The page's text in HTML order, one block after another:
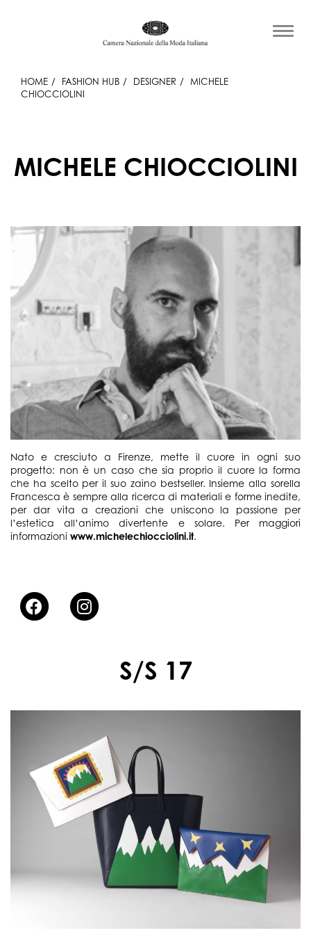
HOME FASHION HUB DESIGNER
MICHELE
CHIOCCIOLINI
MICHELE CHIOCCIOLINI
Nato e cresciuto a Firenze, mette il cuore in ogni suo
progetto: non è un caso che sia proprio il cuore la forma
che ha scelto per il suo zaino bestseller. Insieme alla sorella
Francesca è sempre alla ricerca di materiali e forme inedite,
per dar vita a creazioni che uniscono la passione per
l’estetica all’animo divertente e solare. Per maggiori
informazioni www.michelechiocciolini.it.
S/S 17